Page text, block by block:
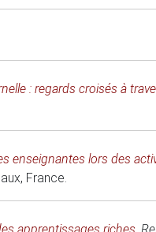
: regards croisés à
enseignantes lors des
France.